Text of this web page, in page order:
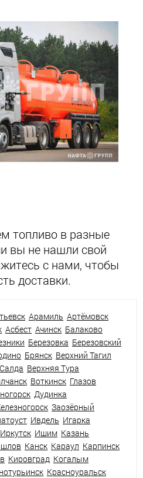
топливо в разные
вы не нашли свой
с нами, чтобы
доставки.
Арамиль Артёмовск
Асбест Ачинск Балаково
Березовка Березовский
Брянск Верхний Тагил
Верхняя Тура
Воткинск Глазов
Дудинка
Заозёрный
Ивдель Игарка
Иркутск Ишим Казань
Канск Караул Карпинск
Кировград Когалым
Красноуральск